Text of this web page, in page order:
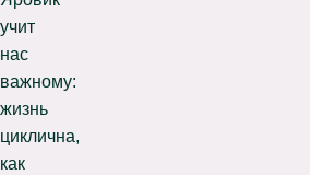
учит
нас
важному:
жизнь
циклична,
как